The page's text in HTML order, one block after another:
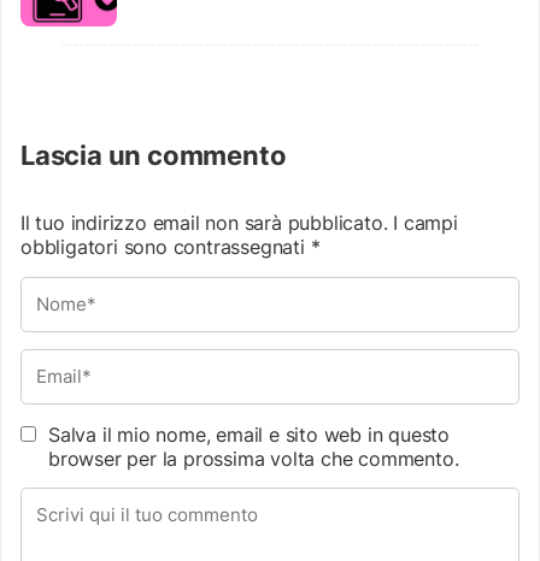
Lascia un commento
Il tuo indirizzo email non sarà pubblicato. I campi
obbligatori sono contrassegnati *
Salva il mio nome, email e sito web in questo
browser per la prossima volta che commento.